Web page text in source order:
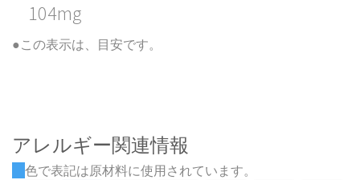
104mg
●この表示は、目安です。
アレルギー関連情報
色で表記は原材料に使用されています。